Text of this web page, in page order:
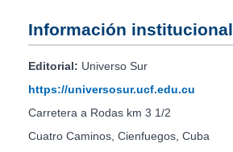
Información institucional
Editorial: Universo Sur
https://universosur.ucf.edu.cu
Carretera a Rodas km 3 1/2
Cuatro Caminos, Cienfuegos, Cuba